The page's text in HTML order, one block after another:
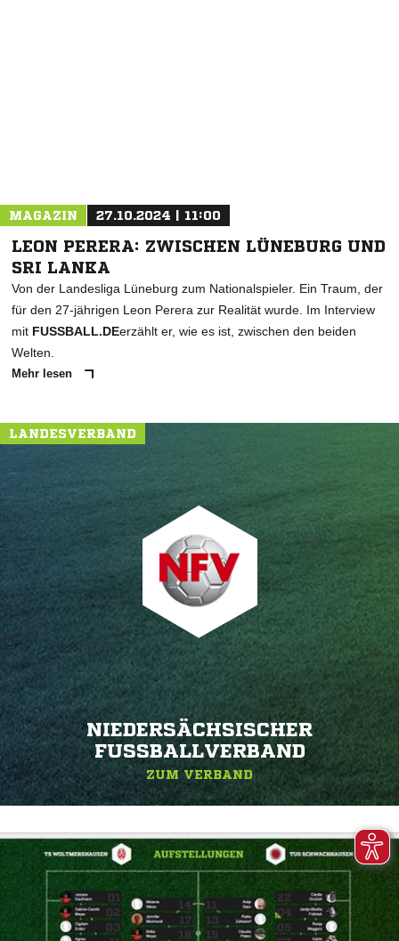
MAGAZIN 27.10.2024 | 11:00
LEON PERERA: ZWISCHEN LÜNEBURG UND
SRI LANKA
Von der Landesliga Lüneburg zum Nationalspieler. Ein Traum, der
für den 27-jährigen Leon Perera zur Realität wurde. Im Interview
mit FUSSBALL.DEerzählt er, wie es ist, zwischen den beiden
Welten.
Mehr lesen
LANDESVERBAND
NIEDERSÄCHSISCHER
FUSSBALLVERBAND
ZUM VERBAND